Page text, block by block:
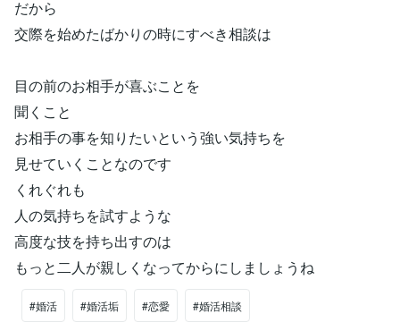
だから
交際を始めたばかりの時にすべき相談は
目の前のお相手が喜ぶことを
聞くこと
お相手の事を知りたいという強い気持ちを
見せていくことなのです
くれぐれも
人の気持ちを試すような
高度な技を持ち出すのは
もっと二人が親しくなってからにしましょうね
#婚活 #婚活垢 #恋愛 #婚活相談